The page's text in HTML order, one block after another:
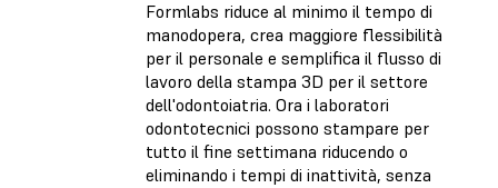
Formlabs riduce al minimo il tempo di
manodopera, crea maggiore flessibilità
per il personale e semplifica il flusso di
lavoro della stampa 3D per il settore
dell'odontoiatria. Ora i laboratori
odontotecnici possono stampare per
tutto il fine settimana riducendo o
eliminando i tempi di inattività, senza